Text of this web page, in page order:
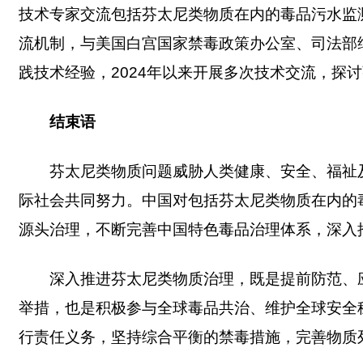
技术专家交流包括芬太尼类物质在内的毒品污水
流机制，与美国白宫国家禁毒政策办公室、司法
践技术经验，2024年以来开展多次技术交流，探
结束语
芬太尼类物质问题威胁人类健康、安全、福
际社会共同努力。中国对包括芬太尼类物质在内
源头治理，不断完善中国特色毒品治理体系，深
深入推进芬太尼类物质治理，既是提前防范
举措，也是积极参与全球毒品共治、维护全球安
行责任义务，坚持综合平衡的禁毒措施，完善物